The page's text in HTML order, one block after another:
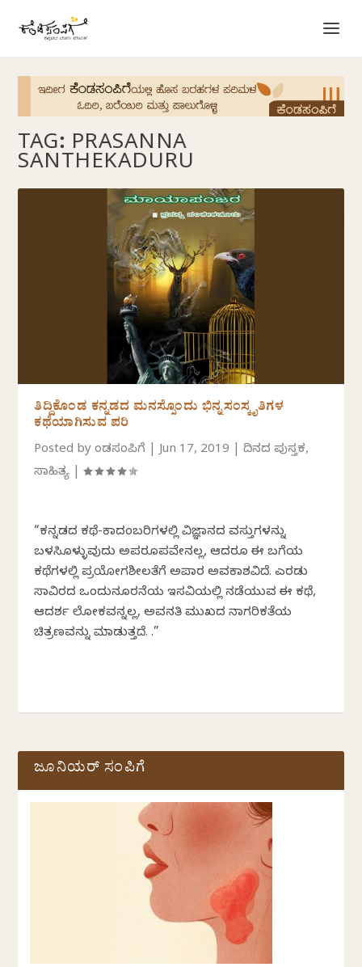
TAG:PRASANNA
SANTHEKADURU
ತಿದ್ದಿಕೊಂಡ ಕನ್ನಡದ ಮನಸ್ಸೊಂದು ಭಿನ್ನಸಂಸ್ಕೃತಿಗಳ
ಕಥೆಯಾಗಿಸುವ ಪರಿ
Posted byಕೆಂಡಸಂಪಿಗೆ |Jun 17, 2019 |ದಿನದ ಪುಸ್ತಕ,
ಸಾಹಿತ್ಯ |
“ಕನ್ನಡದ ಕಥೆ-ಕಾದಂಬರಿಗಳಲ್ಲಿ ವಿಜ್ಞಾನದ ವಸ್ತುಗಳನ್ನು
ಬಳಸಿಕೊಳ್ಳುವುದು ಅಪರೂಪವೇನಲ್ಲ, ಆದರೂ ಈ ಬಗೆಯ
ಕಥೆಗಳಲ್ಲಿ ಪ್ರಯೋಗಶೀಲತೆಗೆ ಅಪಾರ ಅವಕಾಶವಿದೆ. ಎರಡು
ಸಾವಿರದ ಒಂದುನೂರನೆಯ ಇಸವಿಯಲ್ಲಿ ನಡೆಯುವ ಈ ಕಥೆ,
ಆದರ್ಶ ಲೋಕವನ್ನಲ್ಲ, ಅವನತಿ ಮುಖದ ನಾಗರಿಕತೆಯ
ಚಿತ್ರಣವನ್ನು ಮಾಡುತ್ತದೆ. .”
ಜೂನಿಯರ್ ಸಂಪಿಗೆ